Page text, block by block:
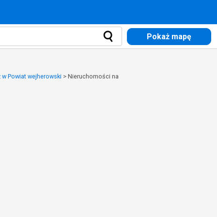
Pokaż mapę
Powiat wejherowski > Nieruchomości na